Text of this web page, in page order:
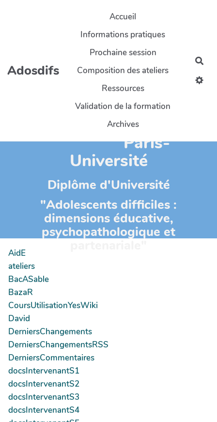
Adosdifs
Accueil
Informations pratiques
Prochaine session
Composition des ateliers
Ressources
Validation de la formation
Archives
CY-Cergy-
Paris-
Université
Diplôme d'Université
"Adolescents difficiles :
dimensions éducative,
psychopathologique et
AidE
ateliers
BacASable
BazaR
CoursUtilisationYesWiki
David
DerniersChangements
DerniersChangementsRSS
DerniersCommentaires
docsIntervenantS1
docsIntervenantS2
docsIntervenantS3
docsIntervenantS4